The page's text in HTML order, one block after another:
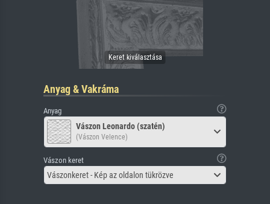
Anyag & Vakráma
Anyag
Vászon Leonardo (szatén)
(Vászon Velence)
Vászon keret
Vászonkeret - Kép az oldalon tükrözve